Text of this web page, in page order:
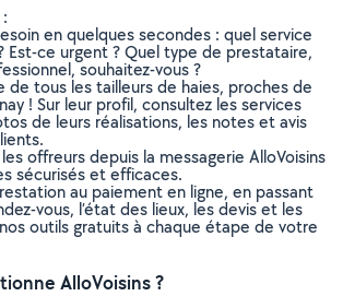
en quelques secondes : quel service
Est-ce urgent ? Quel type de prestataire,
souhaitez-vous ?
de tous les tailleurs de haies, proches de
! Sur leur profil, consultez les services
de leurs réalisations, les notes et avis
offreurs depuis la messagerie AlloVoisins
sécurisés et efficaces.
au paiement en ligne, en passant
vous, l’état des lieux, les devis et les
outils gratuits à chaque étape de votre
AlloVoisins ?